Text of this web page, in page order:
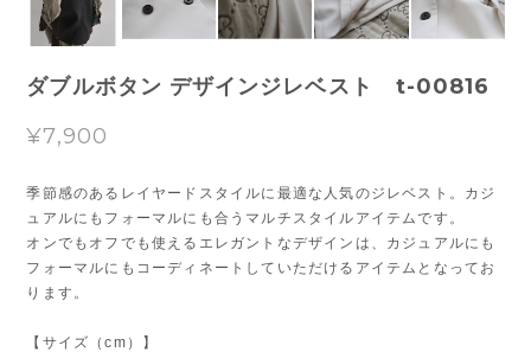
ダブルボタン デザインジレベスト t-00816
¥7,900
季節感のあるレイヤードスタイルに最適な人気のジレベスト。カジ
ュアルにもフォーマルにも合うマルチスタイルアイテムです。
オンでもオフでも使えるエレガントなデザインは、カジュアルにも
フォーマルにもコーディネートしていただけるアイテムとなってお
ります。
【サイズ（cm）】